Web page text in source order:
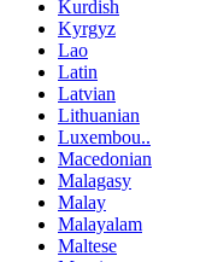
Kurdish
Kyrgyz
Lao
Latin
Latvian
Lithuanian
Luxembou..
Macedonian
Malagasy
Malay
Malayalam
Maltese